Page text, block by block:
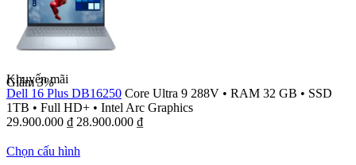
Giảm3%
Khuyến mãi
Dell 16 Plus DB16250 Core Ultra 9 288V • RAM 32 GB • SSD
1TB • Full HD+ • Intel Arc Graphics
29.900.000 ₫ 28.900.000 ₫
Chọn cấu hình